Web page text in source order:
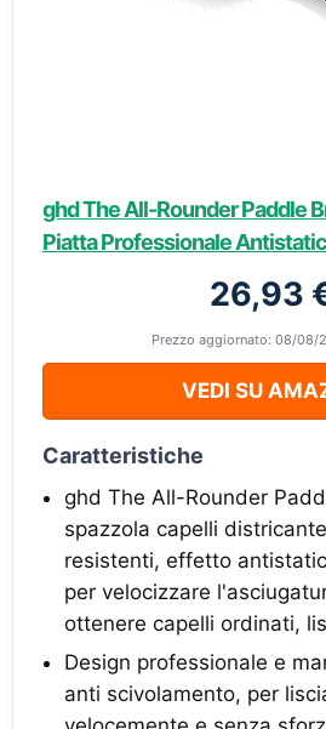
ghd The All-Rounder Paddle
Piatta Professionale
26,93
Prezzo aggiornato: 08/08/
VEDI SU
Caratteristiche
ghd The All-Rounder
spazzola capelli
resistenti, effetto
per velocizzare
ottenere capelli ordinati,
Design professionale e
anti scivolamento, per